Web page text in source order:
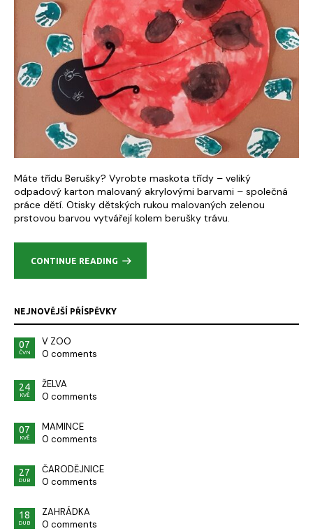
Máte třídu Berušky? Vyrobte maskota třídy – veliký
odpadový karton malovaný akrylovými barvami – společná
práce dětí. Otisky dětských rukou malovaných zelenou
prstovou barvou vytvářejí kolem berušky trávu.
CONTINUE READING
NEJNOVĚJŠÍ PŘÍSPĚVKY
07
ČVN
V ZOO
0 comments
24
KVĚ
ŽELVA
0 comments
07
KVĚ
MAMINCE
0 comments
27
DUB
ČARODĚJNICE
0 comments
18
DUB
ZAHRÁDKA
0 comments